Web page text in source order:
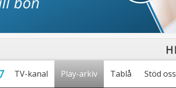
TV-kanal Play-arkiv Tablå Stöd oss